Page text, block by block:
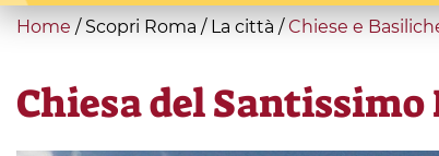
You
here
Home / Scopri Roma / La città / Chiese e
Chiesa del